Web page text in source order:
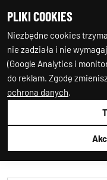
PLIKI COOKIES
Niezbędne cookies
nie zadziała i nie
(Google Analytics i
do reklam. Zgodę
ochrona danych.
AKUMULATORA